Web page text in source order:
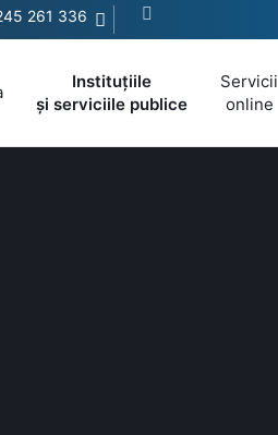
261 336
Instituțiile
și serviciile publice
Servicii
online